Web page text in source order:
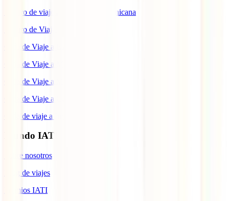
Seguro de viaje a República Dominicana
Seguro de Viaje a Colombia
Guía de Viaje a Estados Unidos
Guía de Viaje a México
Guía de Viaje a Marruecos
Guía de Viaje a Cuba
Guía de viaje a Indonesia
Mundo IATI
Sobre nosotros
Blog de viajes
Premios IATI